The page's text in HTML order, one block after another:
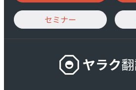
セミナー
ヤ
ラ